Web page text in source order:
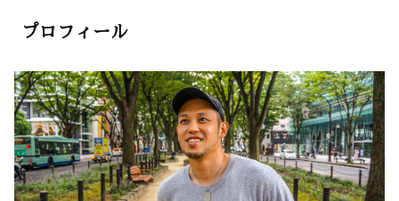
プロフィール